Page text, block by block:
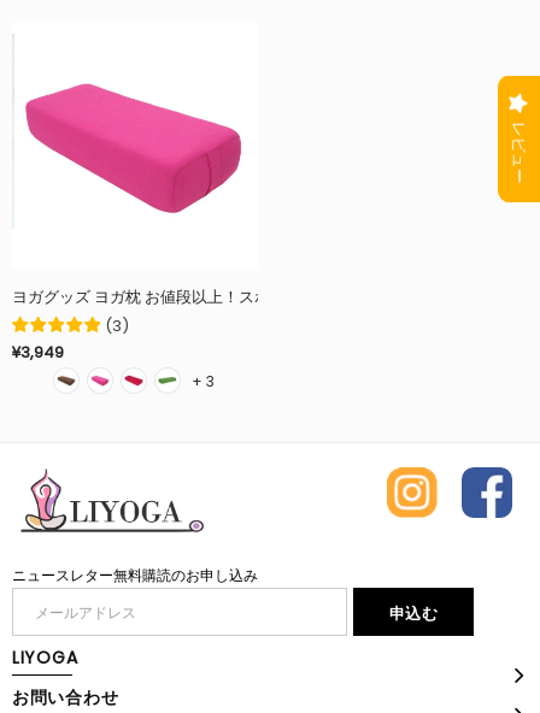
(3)
¥3,949
+ 3
ニュースレター無料購読のお申し込み
LIYOGA
お問い合わせ